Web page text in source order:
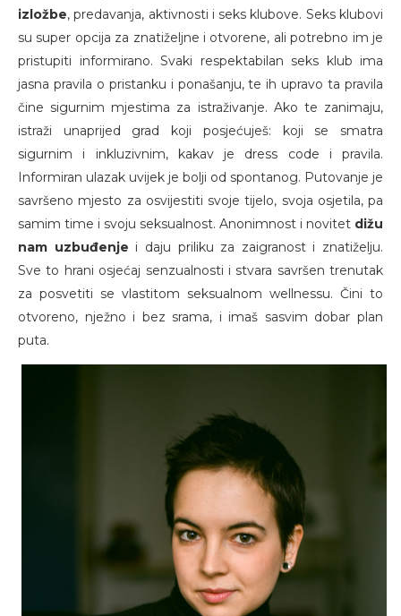
izložbe, predavanja, aktivnosti i seks klubove. Seks klubovi
su super opcija za znatiželjne i otvorene, ali potrebno im je
pristupiti informirano. Svaki respektabilan seks klub ima
jasna pravila o pristanku i ponašanju, te ih upravo ta pravila
čine sigurnim mjestima za istraživanje. Ako te zanimaju,
istraži unaprijed grad koji posjećuješ: koji se smatra
sigurnim i inkluzivnim, kakav je dress code i pravila.
Informiran ulazak uvijek je bolji od spontanog. Putovanje je
savršeno mjesto za osvijestiti svoje tijelo, svoja osjetila, pa
samim time i svoju seksualnost. Anonimnost i novitet dižu
nam uzbuđenje i daju priliku za zaigranost i znatiželju.
Sve to hrani osjećaj senzualnosti i stvara savršen trenutak
za posvetiti se vlastitom seksualnom wellnessu. Čini to
otvoreno, nježno i bez srama, i imaš sasvim dobar plan
puta.